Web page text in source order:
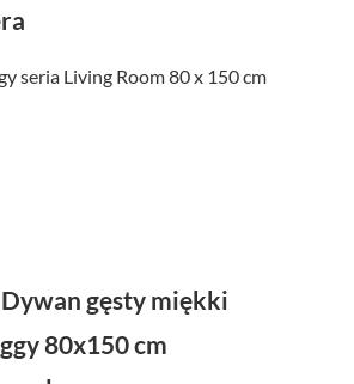
seria Living Room 80 x 150 cm
gęsty miękki
80x150 cm